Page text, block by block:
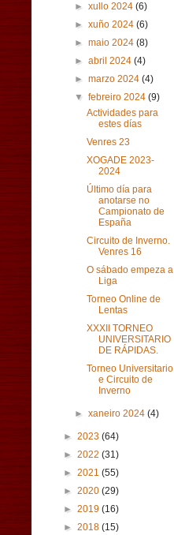
►xullo 2024(6)
►xuño 2024(6)
►maio 2024(8)
►abril 2024(4)
►marzo 2024(4)
▼febreiro 2024(9)
Actividades para
estes días
Venres 23
XOGADE 2023-
2024
Último día para
anotarse no
Campionato de
España
Circuito de Inverno.
Venres 16
O sábado empeza a
Liga
Torneo Online de
Lentas
XXXII TORNEO
UNIVERSITARIO
DE RÁPIDAS.
Torneo Universitario
e Circuito de
Inverno
►xaneiro 2024(4)
► 2023 (64)
► 2022 (31)
► 2021 (55)
► 2020 (29)
► 2019 (16)
► 2018 (15)